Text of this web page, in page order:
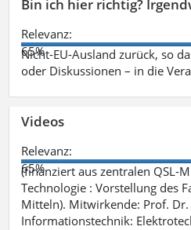
Bin ich hier richtig?
Relevanz:
65%
Nicht-EU-Ausland zurück, so
oder Diskussionen – in die
Videos
Relevanz:
65%
(finanziert aus zentralen QSL-
Technologie : Vorstellung des
Mitteln). Mitwirkende: Prof. Dr.
Informationstechnik: